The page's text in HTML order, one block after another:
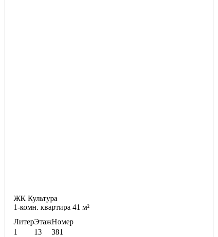
ЖК Культура
1-комн. квартира 41 м²
Литер
1
Этаж
13
Номер
381